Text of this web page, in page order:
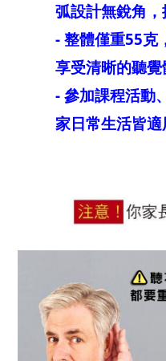
弧設計無銳角，
- 整體僅重55克
享受清晰的聽覺
- 參加課程活動
家日常生活皆適